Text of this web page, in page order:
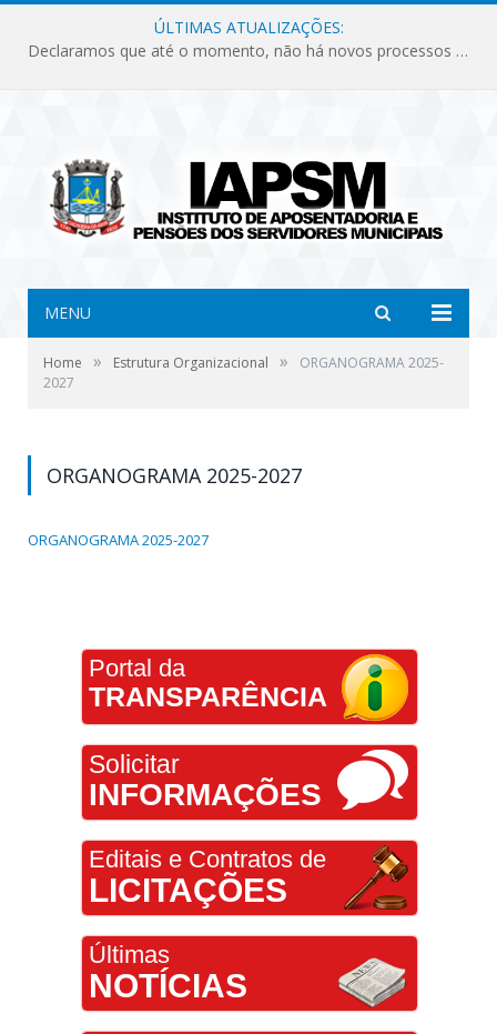
ÚLTIMAS ATUALIZAÇÕES:
Declaramos que até o momento, não há novos processos licitatórios para o Instituto de Previdência no ano de 2026.
MENU
Home » Estrutura Organizacional »
ORGANOGRAMA 2025-
2027
ORGANOGRAMA 2025-2027
ORGANOGRAMA 2025-2027
Portal da
TRANSPARÊNCIA
Solicitar
INFORMAÇÕES
Editais e Contratos de
LICITAÇÕES
Últimas
NOTÍCIAS